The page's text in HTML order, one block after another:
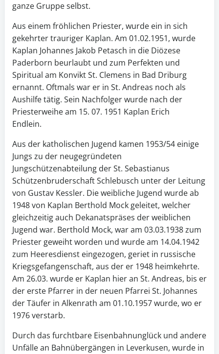
ganze Gruppe selbst.
Aus einem fröhlichen Priester, wurde ein in sich
gekehrter trauriger Kaplan. Am 01.02.1951, wurde
Kaplan Johannes Jakob Petasch in die Diözese
Paderborn beurlaubt und zum Perfekten und
Spiritual am Konvikt St. Clemens in Bad Driburg
ernannt. Oftmals war er in St. Andreas noch als
Aushilfe tätig. Sein Nachfolger wurde nach der
Priesterweihe am 15. 07. 1951 Kaplan Erich
Endlein.
Aus der katholischen Jugend kamen 1953/54 einige
Jungs zu der neugegründeten
Jungschützenabteilung der St. Sebastianus
Schützenbruderschaft Schlebusch unter der Leitung
von Gustav Kessler. Die weibliche Jugend wurde ab
1948 von Kaplan Berthold Mock geleitet, welcher
gleichzeitig auch Dekanatspräses der weiblichen
Jugend war. Berthold Mock, war am 03.03.1938 zum
Priester geweiht worden und wurde am 14.04.1942
zum Heeresdienst eingezogen, geriet in russische
Kriegsgefangenschaft, aus der er 1948 heimkehrte.
Am 26.03. wurde er Kaplan hier an St. Andreas, bis er
der erste Pfarrer in der neuen Pfarrei St. Johannes
der Täufer in Alkenrath am 01.10.1957 wurde, wo er
1976 verstarb.
Durch das furchtbare Eisenbahnunglück und andere
Unfälle an Bahnübergängen in Leverkusen, wurde in